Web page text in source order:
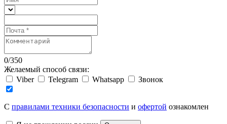
0/350
Желаемый способ связи:
Viber
Telegram Whatsapp Звонок
C правилами техники безопасности и офертой ознакомлен